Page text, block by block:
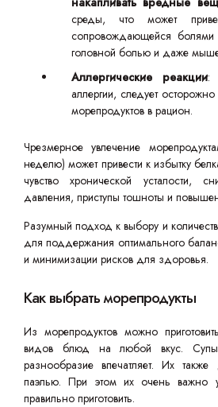
среды, что может
сопровождающейся
головной болью и даже
Аллергические реакции:
аллергии, следует
морепродуктов в рацион.
Чрезмерное увлечение
неделю) может привести к избытку
чувство хронической усталости,
давления, приступы тошноты и
Разумный подход к выбору и
для поддержания оптимального
и минимизации рисков для здоровья.
Как выбрать морепродукты
Из морепродуктов можно
видов блюд на любой вкус.
разнообразие впечатляет. Их
паэлью. При этом их очень важно
правильно приготовить.